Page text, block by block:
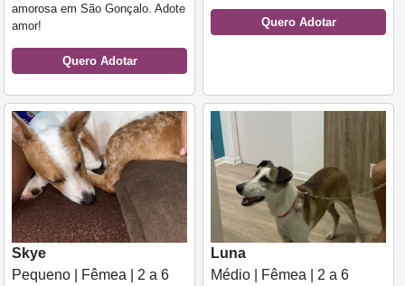
amorosa em São Gonçalo. Adote
amor!
Quero Adotar
Quero Adotar
Skye
Pequeno | Fêmea | 2 a 6
Luna
Médio | Fêmea | 2 a 6